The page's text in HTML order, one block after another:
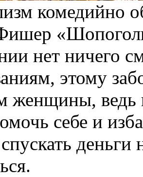
комедийно
нет ничего
этому
женщины, ведь
себе и
деньги